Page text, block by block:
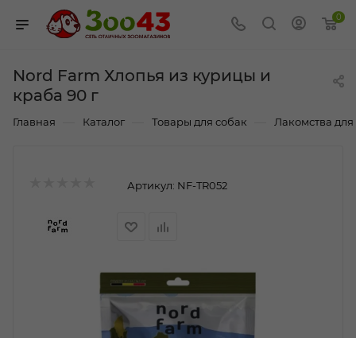
0
Nord Farm Хлопья из курицы и
краба 90 г
Главная Каталог Товары для собак Лакомства для
Артикул: NF-TR052